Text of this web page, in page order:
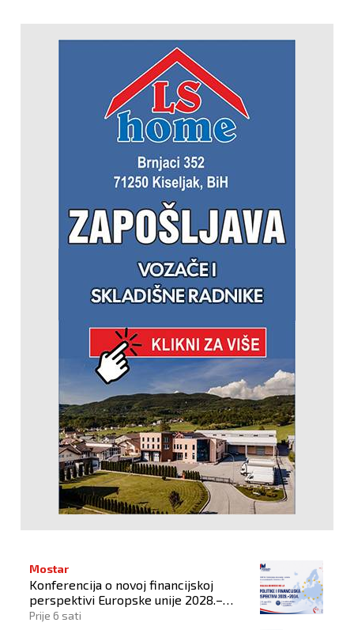
Mostar
Konferencija o novoj financijskoj
perspektivi Europske unije 2028.–
2034.
Prije 6 sati